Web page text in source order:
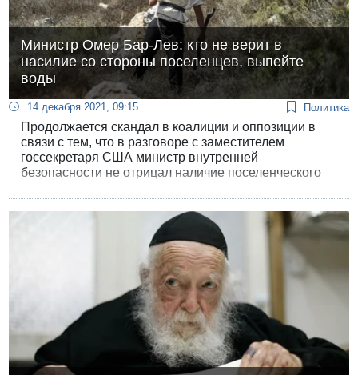
Министр Омер Бар-Лев: кто не верит в
насилие со стороны поселенцев, выпейте
воды
14 декабря 2021, 09:15 Политика
Продолжается скандал в коалиции и оппозиции в
связи с тем, что в разговоре с заместителем
госсекретаря США министр внутренней
безопасности не отрицал наличие поселенческого